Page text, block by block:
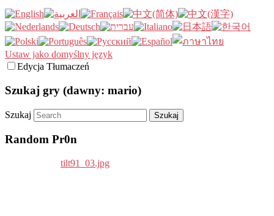
Ustaw jako domyślny język
Edycja Tłumaczeń
Szukaj gry (dawny: mario)
Szukaj
Random Pr0n